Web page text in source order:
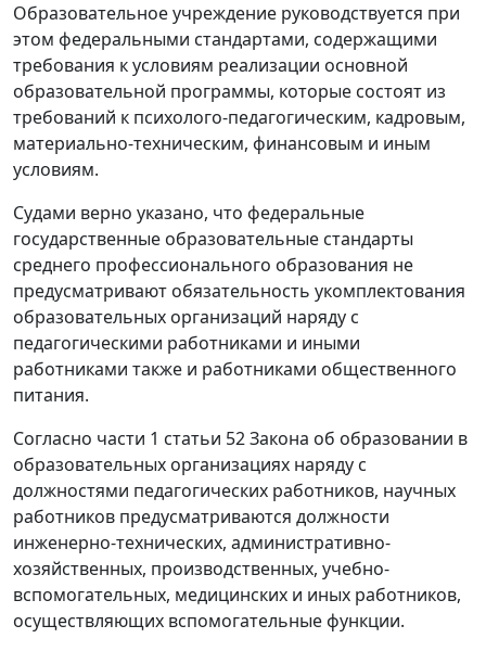
Образовательное учреждение руководствуется при
этом федеральными стандартами, содержащими
требования к условиям реализации основной
образовательной программы, которые состоят из
требований к психолого-педагогическим, кадровым,
материально-техническим, финансовым и иным
условиям.
Судами верно указано, что федеральные
государственные образовательные стандарты
среднего профессионального образования не
предусматривают обязательность укомплектования
образовательных организаций наряду с
педагогическими работниками и иными
работниками также и работниками общественного
питания.
Согласно части 1 статьи 52 Закона об образовании в
образовательных организациях наряду с
должностями педагогических работников, научных
работников предусматриваются должности
инженерно-технических, административно-
хозяйственных, производственных, учебно-
вспомогательных, медицинских и иных работников,
осуществляющих вспомогательные функции.